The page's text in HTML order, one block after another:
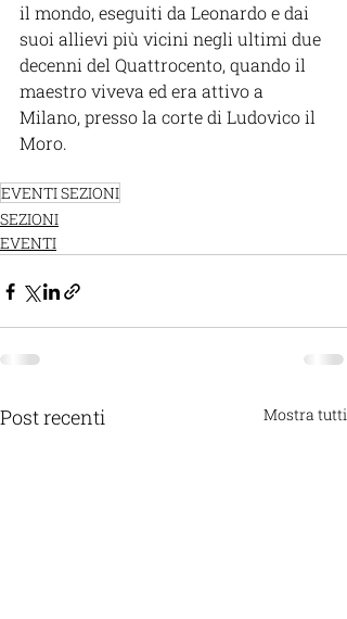
il mondo, eseguiti da Leonardo e dai
suoi allievi più vicini negli ultimi due
decenni del Quattrocento, quando il
maestro viveva ed era attivo a
Milano, presso la corte di Ludovico il
Moro.
EVENTI SEZIONI
SEZIONI
EVENTI
Post recenti Mostra tutti